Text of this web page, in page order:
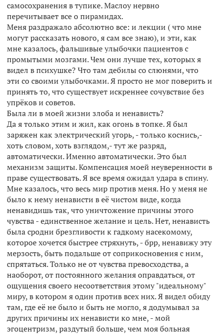
самосохранения в тупике. Маслоу нервно
перечитывает все о пирамидах.
Меня раздражало абсолютно все: и лекции ( что мне
могут рассказать нового, я сам все знаю), и эти, как
мне казалось, фальшивые улыбочки пациентов с
промытыми мозгами. Чем они лучше тех, которых я
видел в психушке? Что там дебилы со слюнями, что
эти со своими улыбочками. Я просто не мог поверить и
принять то, что существует искреннее сочувствие без
упрёков и советов.
Была ли в моей жизни злоба и ненависть?
Да я только этим и жил, как огонь в топке. Я был
заряжен как электрический угорь, - только коснись,-
хоть словом, хоть взглядом,- тут же разряд,
автоматически. Именно автоматически. Это был
механизм защиты. Компенсация моей неуверенности в
праве существовать. Я все время ожидал удара в спину.
Мне казалось, что весь мир против меня. Но у меня не
было к нему ненависти в её чистом виде, когда
ненавидишь так, что уничтожение причины этого
чувства - единственное желание и цель. Нет, ненависть
была сродни брезгливости к гадкому насекомому,
которое хочется быстрее стряхнуть, - брр, ненавижу эту
мерзость, быть подальше от соприкосновения с ним,
спрятаться. Только не от чувства превосходства, а
наоборот, от постоянного желания оправдаться, от
ощущения своего несоответствия этому "идеальному"
миру, в котором я один против всех них. Я видел обиду
там, где её не было и быть не могло, я додумывал за
других причины их ненависти ко мне, - мой
эгоцентризм, раздутый больше, чем моя больная